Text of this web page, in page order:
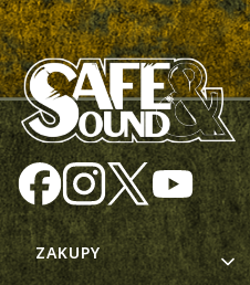
Linki w stopce
ZAKUPY